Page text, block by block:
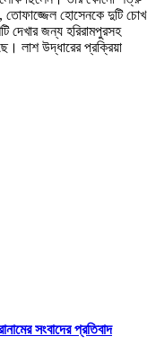
তোফাজ্জেল হােসেনকে দুটি চােখ
দেখার জন্য হরিরামপুরসহ
লাশ উদ্ধারের প্রক্রিয়া
সংবাদের প্রতিবাদ